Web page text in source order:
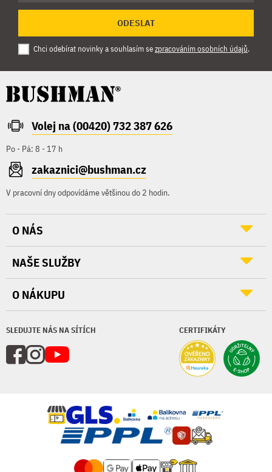
ODESLAT
Chci odebírat novinky a souhlasím sezpracováním osobních údajů.
Volej na (00420) 732 387 626
Po - Pá: 8 - 17 h
zakaznici@bushman.cz
V pracovní dny odpovídáme většinou do 2 hodin.
SLEDUJTE NÁS NA SÍTÍCH CERTIFIKÁTY
O NÁS
NAŠE SLUŽBY
O NÁKUPU